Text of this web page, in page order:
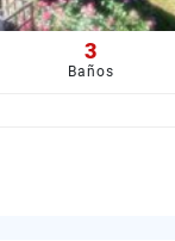
3
Baños